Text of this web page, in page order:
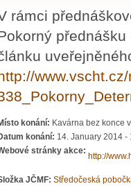
rámci
konání: Kavárna bez konce
konání: 14. January 2014 -
stránky akce:
http://
JČMF: Středočeská